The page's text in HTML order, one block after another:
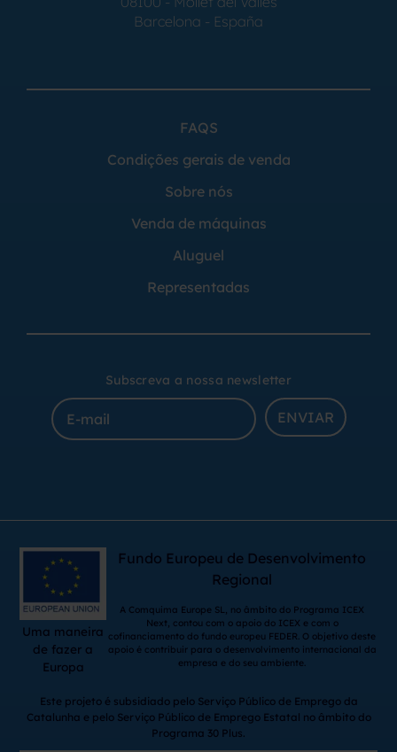
Barcelona - España
FAQS
Condições gerais de venda
Sobre nós
Venda de máquinas
Aluguel
Representadas
Subscreva a nossa newsletter
ENVIAR
Uma maneira
de fazer a
Europa
Fundo Europeu de Desenvolvimento
Regional
A Comquima Europe SL, no âmbito do Programa ICEX
Next, contou com o apoio do ICEX e com o
cofinanciamento do fundo europeu FEDER. O objetivo deste
apoio é contribuir para o desenvolvimento internacional da
empresa e do seu ambiente.
Este projeto é subsidiado pelo Serviço Público de Emprego da
Catalunha e pelo Serviço Público de Emprego Estatal no âmbito do
Programa 30 Plus.